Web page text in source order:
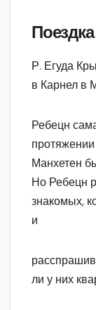
Р. Егуда
в Карнел в
Ребецн
Манхетен
Но Ребецн
знакомых,
и
ли у них